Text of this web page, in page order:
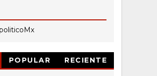
POPULAR RECIENTE